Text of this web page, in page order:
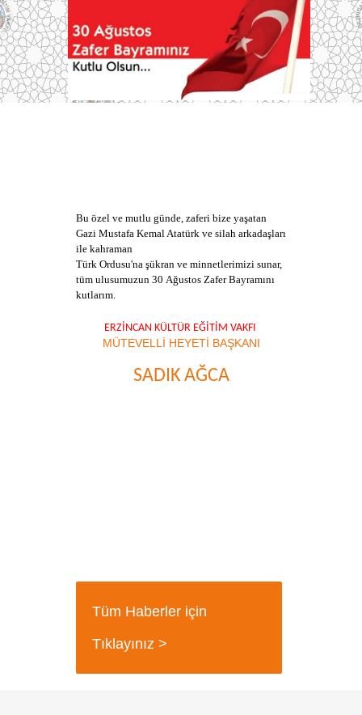
Bu özel ve mutlu günde, zaferi bize yaşatan
Gazi Mustafa Kemal Atatürk ve silah arkadaşları
ile kahraman
Türk Ordusu'na şükran ve minnetlerimizi sunar,
tüm ulusumuzun 30 Ağustos Zafer Bayramını
kutlarım.
ERZİNCAN KÜLTÜR EĞİTİM VAKFI
MÜTEVELLİ HEYETİ BAŞKANI
SADIK AĞCA
Tüm Haberler için
Tıklayınız >